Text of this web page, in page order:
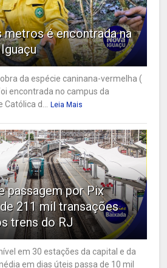
metros é encontrada na
da espécie caninana-vermelha (
encontrada no campus da
d...
Leia Mais
passagem por Pix
211 mil transações
trens do RJ
em 30 estações da capital e da
em dias úteis passa de 10 mil